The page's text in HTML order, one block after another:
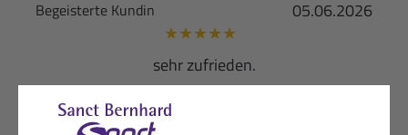
05.06.2026
Begeisterte Kundin
★★★★★
sehr zufrieden.
VERIFIZIERT